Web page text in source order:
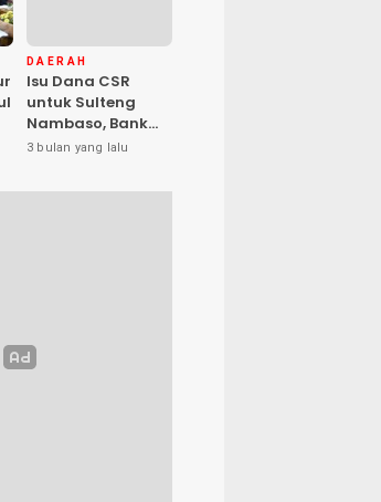
DAERAH
Isu Dana CSR
untuk Sulteng
Nambaso, Bank
Sulteng Tegas
3 bulan yang lalu